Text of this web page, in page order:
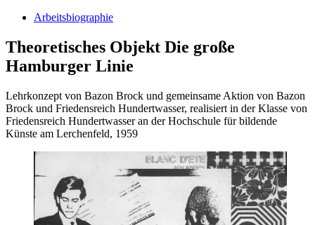
Arbeitsbiographie
Theoretisches Objekt Die große
Hamburger Linie
Lehrkonzept von Bazon Brock und gemeinsame Aktion von Bazon
Brock und Friedensreich Hundertwasser, realisiert in der Klasse von
Friedensreich Hundertwasser an der Hochschule für bildende
Künste am Lerchenfeld, 1959